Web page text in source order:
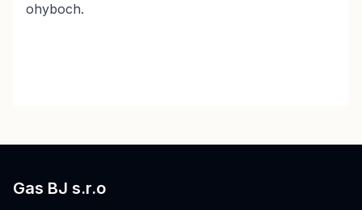
ohyboch.
Gas BJ s.r.o